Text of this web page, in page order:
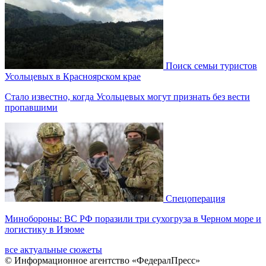
Поиск семьи туристов
Усольцевых в Красноярском крае
Стало известно, когда Усольцевых могут признать без вести
пропавшими
Спецоперация
Минобороны: ВС РФ поразили три сухогруза в Черном море и
логистику в Изюме
все актуальные сюжеты
© Информационное агентство «ФедералПресс»